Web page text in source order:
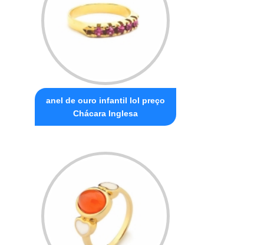
anel de ouro infantil lol preço
Chácara Inglesa